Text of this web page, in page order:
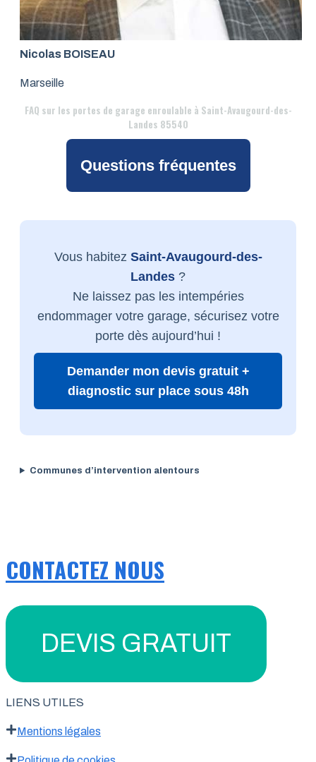
Nicolas BOISEAU
Marseille
FAQ sur les portes de garage enroulable à Saint-Avaugourd-des-
Landes 85540
Questions fréquentes
Vous habitez Saint-Avaugourd-des-
Landes ?
Ne laissez pas les intempéries
endommager votre garage, sécurisez votre
porte dès aujourd’hui !
Demander mon devis gratuit +
diagnostic sur place sous 48h
Communes d’intervention alentours
CONTACTEZ NOUS
DEVIS GRATUIT
LIENS UTILES
Mentions légales